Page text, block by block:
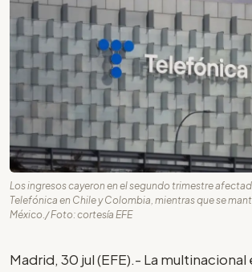
Los ingresos cayeron en el segundo trimestre
Telefónica en Chile y Colombia, mientras que se
México./ Foto: cortesía EFE
Madrid, 30 jul (EFE).- La multinacional